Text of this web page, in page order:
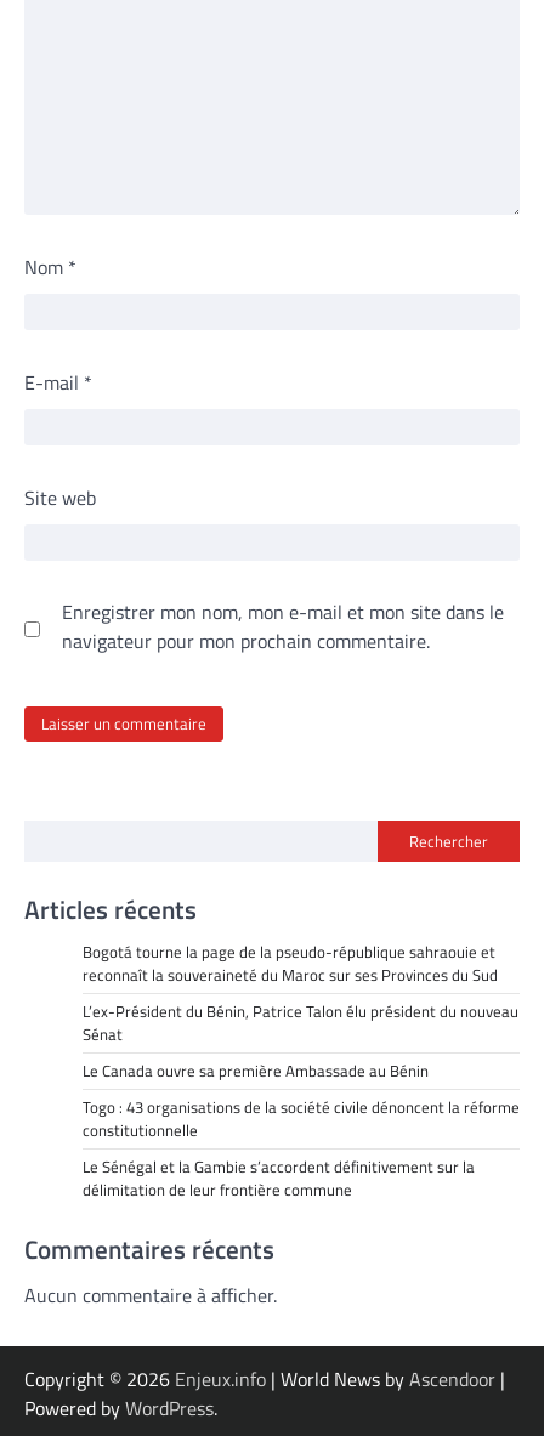
Nom *
E-mail *
Site web
Enregistrer mon nom, mon e-mail et mon site dans le
navigateur pour mon prochain commentaire.
Rechercher
Articles récents
Bogotá tourne la page de la pseudo-république sahraouie et
reconnaît la souveraineté du Maroc sur ses Provinces du Sud
L’ex-Président du Bénin, Patrice Talon élu président du nouveau
Sénat
Le Canada ouvre sa première Ambassade au Bénin
Togo : 43 organisations de la société civile dénoncent la réforme
constitutionnelle
Le Sénégal et la Gambie s’accordent définitivement sur la
délimitation de leur frontière commune
Commentaires récents
Aucun commentaire à afficher.
Copyright © 2026 Enjeux.info | World News byAscendoor |
Powered byWordPress.